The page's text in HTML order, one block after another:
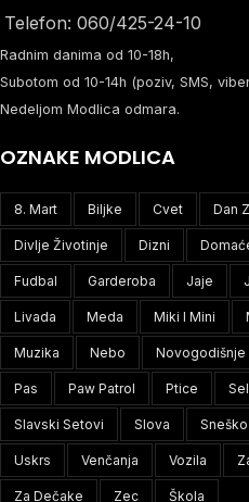
Telefon: 060/425-24-10
Radnim danima od 10-18h,
Subotom od 10-14h (poziv, SMS,
Nedeljom Modlica odmara.
OZNAKE MODLICA
8. Mart Biljke Cvet Dan
Divlje Životinje Dizni
Fudbal Garderoba Jaje
Livada Meda Miki I Mini
Muzika Nebo Novogodišnje
Pas Paw Patrol Ptice
Slavski Setovi Slova
Uskrs Venčanja Vozila
Za Dečake Zec Škola